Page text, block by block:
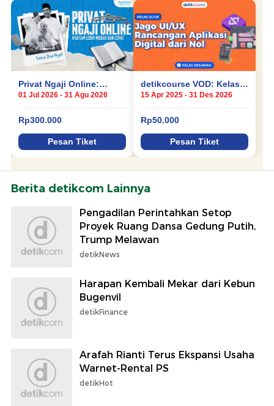
Berita detikcom Lainnya
Pengadilan Perintahkan Setop
Proyek Ruang Dansa Gedung Putih,
Trump Melawan
detikNews
Harapan Kembali Mekar dari Kebun
Bugenvil
detikFinance
Arafah Rianti Terus Ekspansi Usaha
Warnet-Rental PS
detikHot